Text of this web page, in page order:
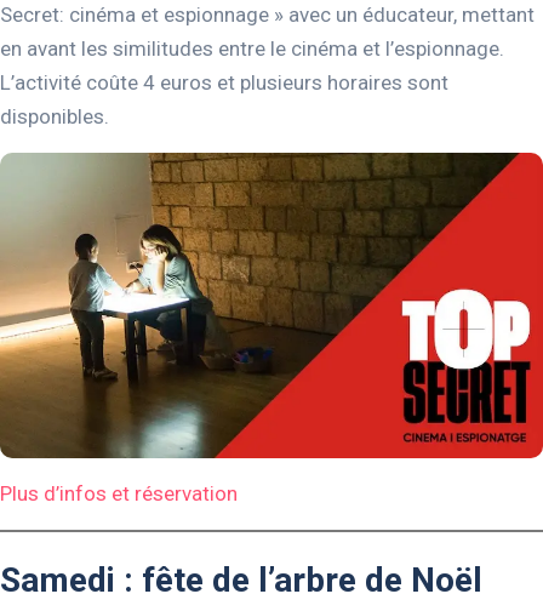
Secret: cinéma et espionnage » avec un éducateur, mettant
en avant les similitudes entre le cinéma et l’espionnage.
L’activité coûte 4 euros et plusieurs horaires sont
disponibles.
Plus d’infos et réservation
Samedi : fête de l’arbre de Noël